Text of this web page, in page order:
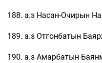
188. а.з Насан-Очирын
189. а.з Отгонбатын
190. а.з Амарбатын